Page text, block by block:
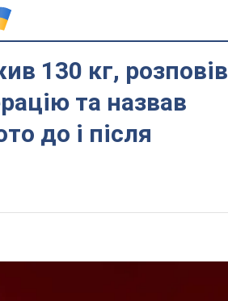
130 кг, розповів
та назвав
до і після